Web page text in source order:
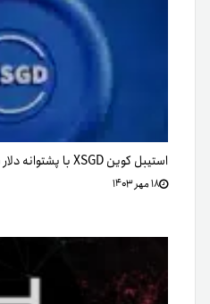
استیبل کوین XSGD با پشتوانه دلار سنگاپور منتشر شد
۱۸ مهر ۱۴۰۳